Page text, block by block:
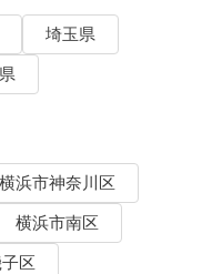
埼玉県
横浜市神奈川区
横浜市南区
区